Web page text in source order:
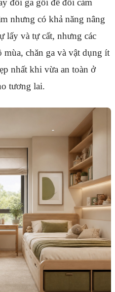
đổi ga gối để đổi cảm
nhưng có khả năng nâng
lấy và tự cất, nhưng các
mùa, chăn ga và vật dụng ít
nhất khi vừa an toàn ở
tương lai.